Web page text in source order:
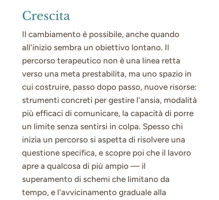
Crescita
Il cambiamento è possibile, anche quando
all'inizio sembra un obiettivo lontano. Il
percorso terapeutico non è una linea retta
verso una meta prestabilita, ma uno spazio in
cui costruire, passo dopo passo, nuove risorse:
strumenti concreti per gestire l'ansia, modalità
più efficaci di comunicare, la capacità di porre
un limite senza sentirsi in colpa. Spesso chi
inizia un percorso si aspetta di risolvere una
questione specifica, e scopre poi che il lavoro
apre a qualcosa di più ampio — il
superamento di schemi che limitano da
tempo, e l'avvicinamento graduale alla